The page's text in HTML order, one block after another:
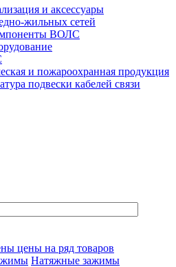
и аксессуары
жильных сетей
ВОЛС
и пожароохранная продукция
подвески кабелей связи
цены на ряд товаров
Натяжные зажимы